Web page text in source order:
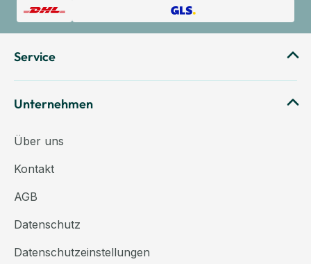
Service
Unternehmen
Über uns
Kontakt
AGB
Datenschutz
Datenschutzeinstellungen